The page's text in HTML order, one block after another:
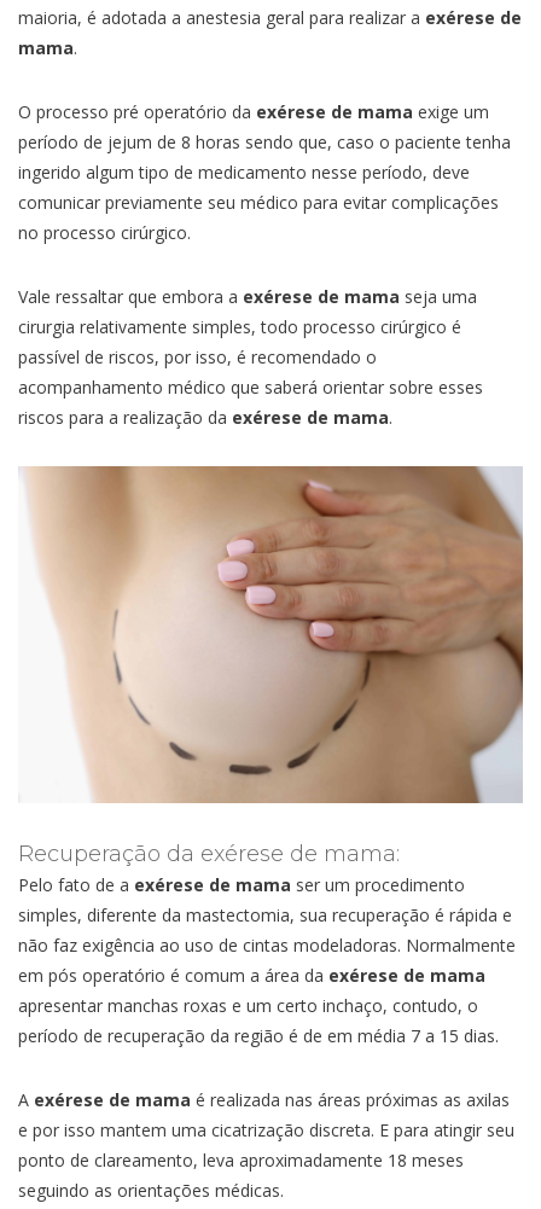
maioria, é adotada a anestesia geral para realizar a exérese de
mama.
O processo pré operatório da exérese de mama exige um
período de jejum de 8 horas sendo que, caso o paciente tenha
ingerido algum tipo de medicamento nesse período, deve
comunicar previamente seu médico para evitar complicações
no processo cirúrgico.
Vale ressaltar que embora a exérese de mama seja uma
cirurgia relativamente simples, todo processo cirúrgico é
passível de riscos, por isso, é recomendado o
acompanhamento médico que saberá orientar sobre esses
riscos para a realização da exérese de mama.
Recuperação da exérese de mama:
Pelo fato de a exérese de mama ser um procedimento
simples, diferente da mastectomia, sua recuperação é rápida e
não faz exigência ao uso de cintas modeladoras. Normalmente
em pós operatório é comum a área da exérese de mama
apresentar manchas roxas e um certo inchaço, contudo, o
período de recuperação da região é de em média 7 a 15 dias.
A exérese de mama é realizada nas áreas próximas as axilas
e por isso mantem uma cicatrização discreta. E para atingir seu
ponto de clareamento, leva aproximadamente 18 meses
seguindo as orientações médicas.